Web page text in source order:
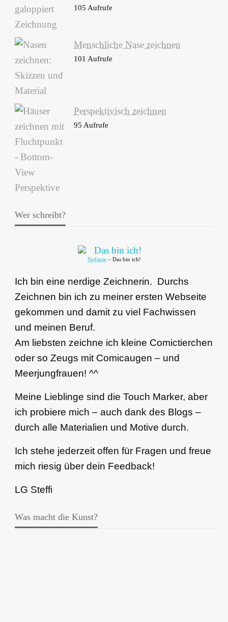
105 Aufrufe
Menschliche Nase zeichnen
101 Aufrufe
Perspektivisch zeichnen
95 Aufrufe
Wer schreibt?
Stefanie– Das bin ich!
Ich bin eine nerdige Zeichnerin. Durchs
Zeichnen bin ich zu meiner ersten Webseite
gekommen und damit zu viel Fachwissen
und meinen Beruf.
Am liebsten zeichne ich kleine Comictierchen
oder so Zeugs mit Comicaugen – und
Meerjungfrauen! ^^
Meine Lieblinge sind die Touch Marker, aber
ich probiere mich – auch dank des Blogs –
durch alle Materialien und Motive durch.
Ich stehe jederzeit offen für Fragen und freue
mich riesig über dein Feedback!
LG Steffi
Was macht die Kunst?